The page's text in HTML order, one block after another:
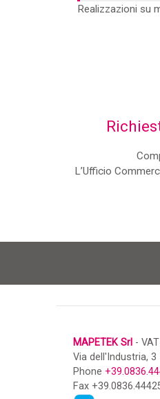
Realizzazioni su
L’Ufficio
MAPETEK Srl -
Via dell'Industria, 3
Phone
Fax